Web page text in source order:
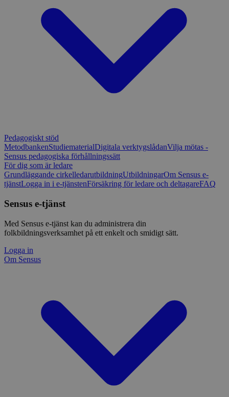
Pedagogiskt stöd
MetodbankenStudiematerialDigitala verktygslådanVilja mötas -
Sensus pedagogiska förhållningssätt
För dig som är ledare
Grundläggande cirkelledarutbildningUtbildningarOm Sensus e-
tjänstLogga in i e-tjänstenFörsäkring för ledare och deltagareFAQ
Sensus e-tjänst
Med Sensus e-tjänst kan du administrera din
folkbildningsverksamhet på ett enkelt och smidigt sätt.
Logga in
Om Sensus